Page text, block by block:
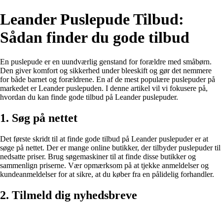
Leander Puslepude Tilbud:
Sådan finder du gode tilbud
En puslepude er en uundværlig genstand for forældre med småbørn.
Den giver komfort og sikkerhed under bleeskift og gør det nemmere
for både barnet og forældrene. En af de mest populære puslepuder på
markedet er Leander puslepuden. I denne artikel vil vi fokusere på,
hvordan du kan finde gode tilbud på Leander puslepuder.
1. Søg på nettet
Det første skridt til at finde gode tilbud på Leander puslepuder er at
søge på nettet. Der er mange online butikker, der tilbyder puslepuder til
nedsatte priser. Brug søgemaskiner til at finde disse butikker og
sammenlign priserne. Vær opmærksom på at tjekke anmeldelser og
kundeanmeldelser for at sikre, at du køber fra en pålidelig forhandler.
2. Tilmeld dig nyhedsbreve